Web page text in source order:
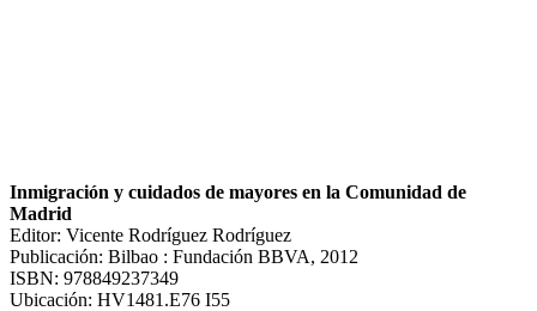
Inmigración y cuidados de mayores en la Comunidad de
Madrid
Editor: Vicente Rodríguez Rodríguez
Publicación: Bilbao : Fundación BBVA, 2012
ISBN: 978849237349
Ubicación: HV1481.E76 I55